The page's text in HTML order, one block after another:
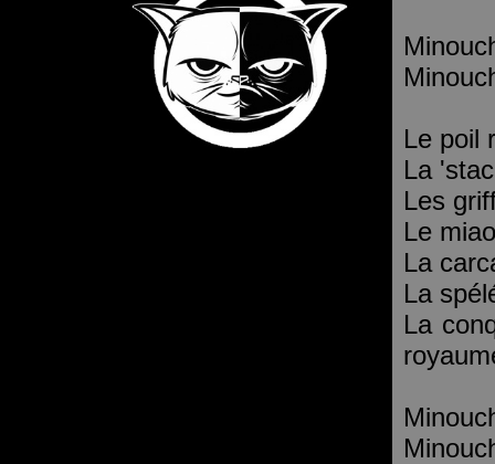
Le poil
La
Les
Le
La
La
La